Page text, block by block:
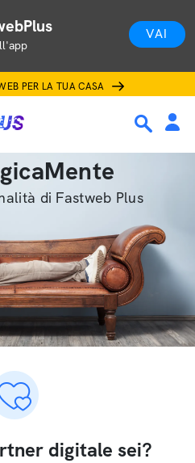
VAI
PER LA TUA CASA
di Fastweb Plus
digitale sei?